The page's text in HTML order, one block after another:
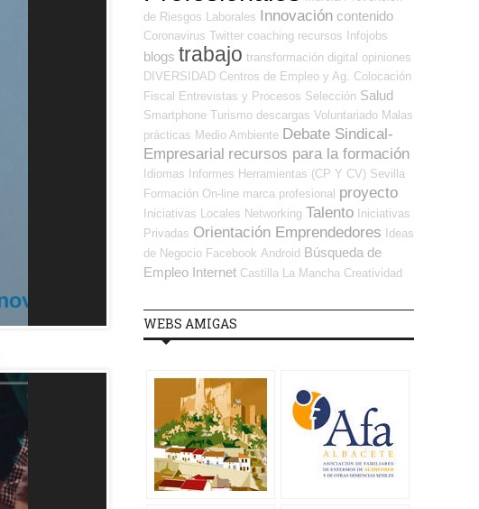
de Riesgos Laborales Innovación contenido
Coronavirus Twitter coaching recursos Infojobs
blogs trabajo transformación digital opiniones
DIVERSIDAD Centros de Empleo y Ag. Colocación
Fiscal
Entrevistas y Procesos Selección Salud
Smartphone Turismo descargas Voluntariado Malas
prácticas Medio Ambiente Debate Sindical-
Empresarial recursos para la formación
Idiomas Informes Herramientas (CP Y CV) Sevilla
Formación On-line marca profesional proyecto
Iniciativas Locales Networking Talento Iniciativas
Privadas Orientación Emprendedores
Ideas
de Negocio Facebook Android Búsqueda de
Empleo Internet Castilla La Mancha Creatividad
WEBS AMIGAS